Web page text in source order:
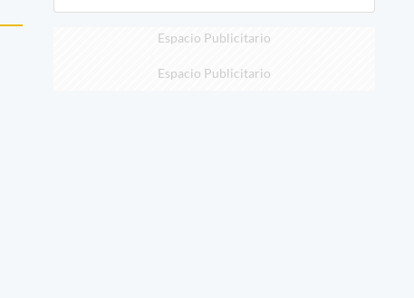
Espacio Publicitario
Espacio Publicitario